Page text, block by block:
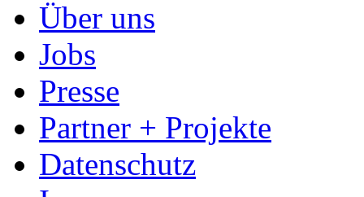
Über uns
Jobs
Presse
Partner + Projekte
Datenschutz